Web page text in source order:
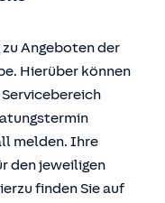
Angeboten der
Hierüber können
melden. Ihre
den jeweiligen
finden Sie auf